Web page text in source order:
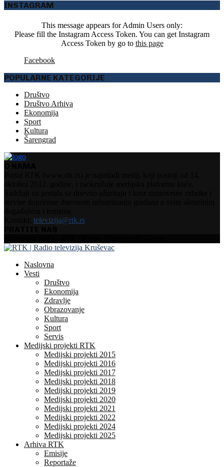
INSTAGRAM
This message appears for Admin Users only:
Please fill the Instagram Access Token. You can get Instagram
Access Token by go to this page
Facebook
POPULARNE KATEGORIJE
Društvo
Društvo Arhiva
Ekonomija
Sport
Kultura
Šarengrad
televizija@rtk.rs
Naslovna
Vesti
Društvo
Ekonomija
Zdravlje
Obrazovanje
Kultura
Sport
Servis
Medijski projekti RTK
Medijski projekti 2015
Medijski projekti 2016
Medijski projekti 2017
Medijski projekti 2018
Medijski projekti 2019
Medijski projekti 2020
Medijski projekti 2021
Medijski projekti 2022
Medijski projekti 2024
Medijski projekti 2025
Arhiva RTK
Emisije
Reportaže